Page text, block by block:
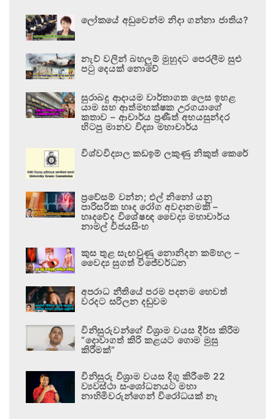
ලෝකයේ අඩුවෙන්ම නිදා ගන්නා ජාතිය?
නැව් වලින් බහලුම් මුහුදට පෙරලීම සුළු
පටු දෙයක් නොවේ
සුරාබදු ආදායම වාර්තාගත ලෙස ඉහළ
යාම සහ ආත්මභක්ෂක උරගයාගේ
කතාව – ආචාර්ය ප්‍රණීත් අභයසුන්දර
හිටපු මානව විද්‍යා මහාචාර්ය
විශ්වවිද්‍යාල කඩඉම් ලකුණු නිකුත් කෙරේ
ප්‍රවේසම් වන්න; එල් නිනෝ යනු
පාරිසරික හෘද රෝග අවදානමකි –
හෘදවේද විශේෂඥ වෛද්‍ය මහාචාර්ය
නාමල් විජයසිංහ
කුස තුළ සැඟවුණු නොනිදන කම්හල –
වෛද්‍ය සුගත් විජේවර්ධන
අපරාධ නීතියේ පරම පදනම හෙවත්
වරදට සරිලන දඬුවම
විනිසුරුවන්ගේ විශ්‍රාම වයස දීර්ඝ කිරීම
“දොවාගත් කිරි කළයට ගොම මුසු
කිරීමක්”
විනිසුරු විශ්‍රාම වයස දිගු කිරීමේ 22
ව්‍යවස්ථා සංශෝධනයට මහා
නාහිමිවරුන්ගෙන් විරෝධයක් නෑ